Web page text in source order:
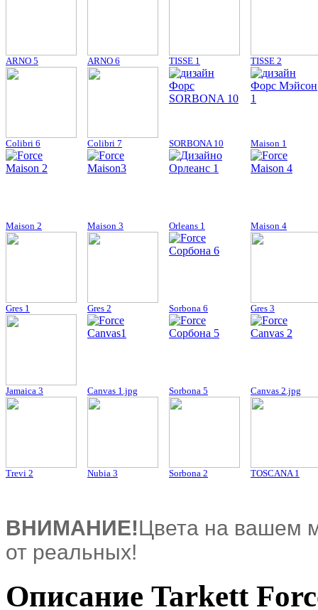
ARNO 5 ARNO 6 TISSE 1 TISSE 2
Colibri 6 Colibri 7 SORBONA 10 Maison 1
Maison 2 Maison 3 Orleans 1 Maison 4
Gres 1 Gres 2 Sorbona 6 Gres 3
Jamaica 3 Canvas 1.jpg Sorbona 5 Canvas 2.jpg
Trevi 2 Nubia 3 Sorbona 2 TOSCANA 1
ВНИМАНИЕ!Цвета на вашем
от реальных!
Описание Tarkett